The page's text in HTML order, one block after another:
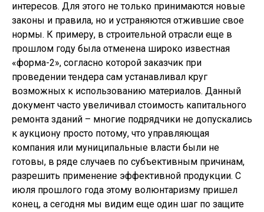
интересов. Для этого не только принимаются новые
законы и правила, но и устраняются отжившие свое
нормы. К примеру, в строительной отрасли еще в
прошлом году была отменена широко известная
«форма-2», согласно которой заказчик при
проведении тендера сам устанавливал круг
возможных к использованию материалов. Данный
документ часто увеличивал стоимость капитального
ремонта зданий – многие подрядчики не допускались
к аукциону просто потому, что управляющая
компания или муниципальные власти были не
готовы, в ряде случаев по субъективным причинам,
разрешить применение эффективной продукции. С
июля прошлого года этому волюнтаризму пришел
конец, а сегодня мы видим еще один шаг по защите